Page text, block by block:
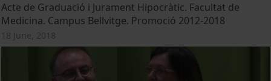
Acte de Graduació i Jurament Hipocràtic. Facultat de
Medicina. Campus Bellvitge. Promoció 2012-2018
18 June, 2018